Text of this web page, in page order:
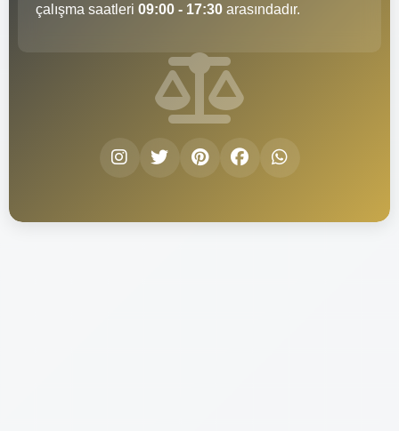
çalışma saatleri 09:00 - 17:30 arasındadır.